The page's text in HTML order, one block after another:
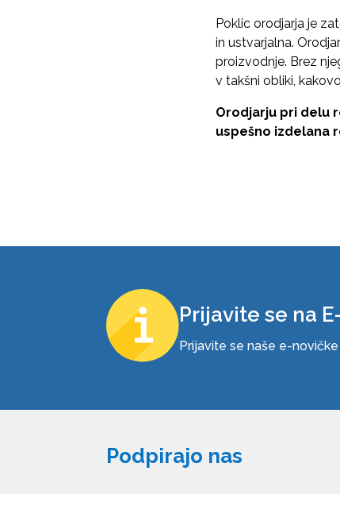
Poklic orodjarja je
in ustvarjalna.
proizvodnje. Brez
v takšni obliki,
Orodjarju pri delu
uspešno izdelana
Prijavite se na
Prijavite se naše e-
Podpirajo nas